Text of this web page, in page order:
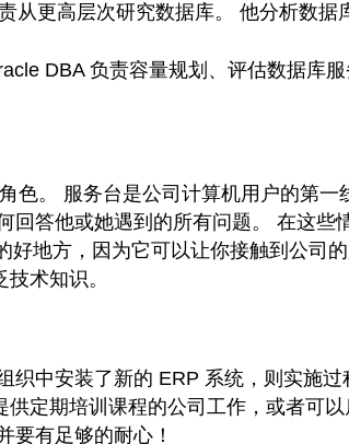
从更高层次研究数据库。 他分析数
DBA 负责容量规划、评估数据库
。 服务台是公司计算机用户的第
答他或她遇到的所有问题。 在这
地方，因为它可以让你接触到公司
术知识。
中安装了新的 ERP 系统，则实施
定期培训课程的公司工作，或者可
要有足够的耐心！